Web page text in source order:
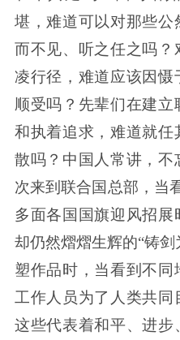
堪，难道可以对那些
而不见、听之任之吗？
凌行径，难道应该因
顺受吗？先辈们在建立
和执着追求，难道就任
散吗？中国人常讲，
次来到联合国总部，当
多面各国国旗迎风招
却仍然熠熠生辉的“铸剑
塑作品时，当看到不
工作人员为了人类共同
这些代表着和平、进